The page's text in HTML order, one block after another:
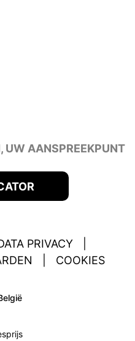
UW AANSPREEKPUNT
PRIVACY
COOKIES